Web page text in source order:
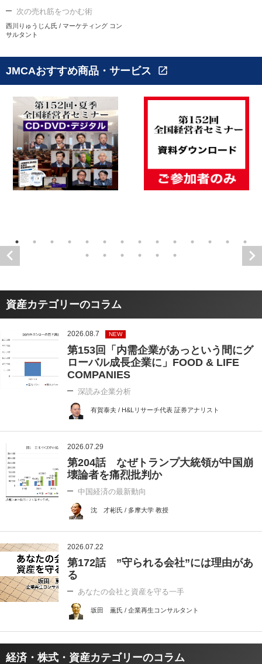
次の売れ筋をつかむ術
西川りゅうじん氏 / マーケティング コン
サルタント
JMCAおすすめ商品・サービス open_in_new
資産カテゴリーのコラム
2026.08.7 NEW
第153回「内需企業があっという間にグ
ローバル成長企業に」FOOD & LIFE
COMPANIES
深読み企業分析
有賀泰夫 / H&Lリサーチ代表 証券アナリスト
2026.07.29
第204話 なぜトランプ大統領が中国崩
壊論者を痛烈批判か
中国経済の最新動向
沈 才彬氏 / 多摩大学 教授
2026.07.22
第172話 ”守られる会社”には理由があ
る
あなたの会社と資産を守る一手
坂田 薫氏 / 企業再生コンサルタント
経済・株式・資産カテゴリーのコラム